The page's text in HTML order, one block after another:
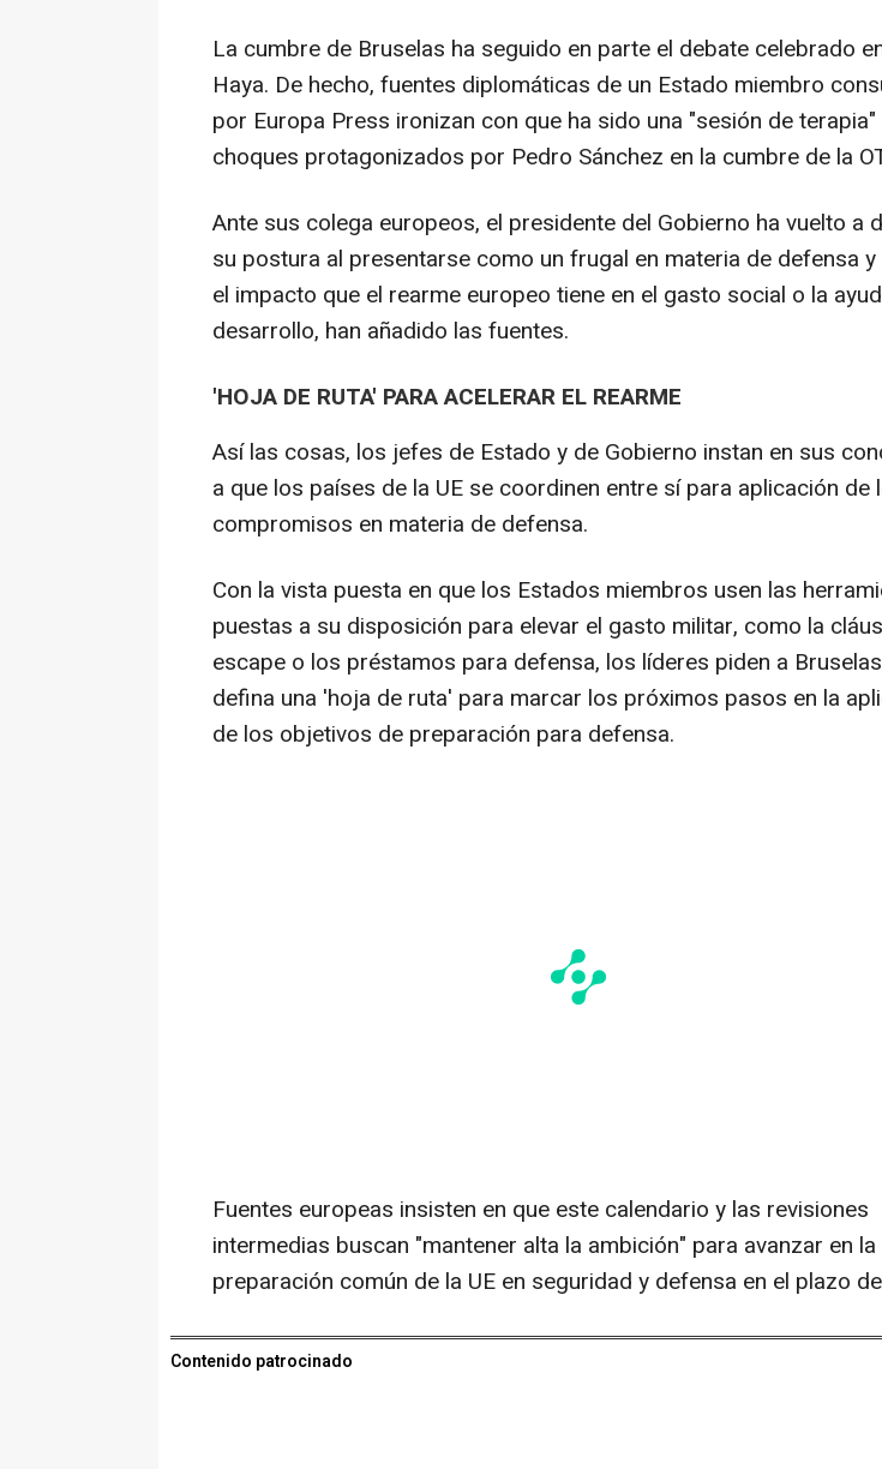
La cumbre de Bruselas ha seguido en parte el debate celebrado
Haya. De hecho, fuentes diplomáticas de un Estado miembro
por Europa Press ironizan con que ha sido una "sesión de
choques protagonizados por Pedro Sánchez en la cumbre de la
Ante sus colega europeos, el presidente del Gobierno ha vuelto a
su postura al presentarse como un frugal en materia de defensa y
el impacto que el rearme europeo tiene en el gasto social o la
desarrollo, han añadido las fuentes.
'HOJA DE RUTA' PARA ACELERAR EL REARME
Así las cosas, los jefes de Estado y de Gobierno instan en sus
a que los países de la UE se coordinen entre sí para aplicación de
compromisos en materia de defensa.
Con la vista puesta en que los Estados miembros usen las
puestas a su disposición para elevar el gasto militar, como la
escape o los préstamos para defensa, los líderes piden a
defina una 'hoja de ruta' para marcar los próximos pasos en la
de los objetivos de preparación para defensa.
Fuentes europeas insisten en que este calendario y las revisiones
intermedias buscan "mantener alta la ambición" para avanzar en la
preparación común de la UE en seguridad y defensa en el plazo
Contenido patrocinado